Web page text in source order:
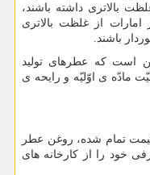
بالاتری داشته باشند،
از غلظت بالاتری
باشند.
است که عطرهای تولید
مادّه ی اوّلیّه و رایحه ی
قیمت تمام شده، روغن عطر
غلظت) مصرفی خود را از کارخانه های